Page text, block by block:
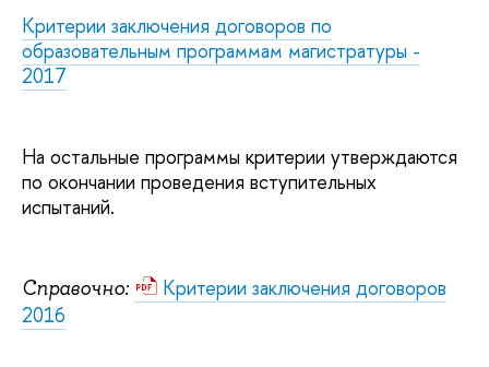
Критерии заключения договоров по
образовательным программам магистратуры -
2017
На остальные программы критерии утверждаются
по окончании проведения вступительных
испытаний.
Справочно:
Критерии заключения договоров
2016